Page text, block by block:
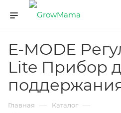
E-MODE
Lite Прибор
Главная — Каталог —